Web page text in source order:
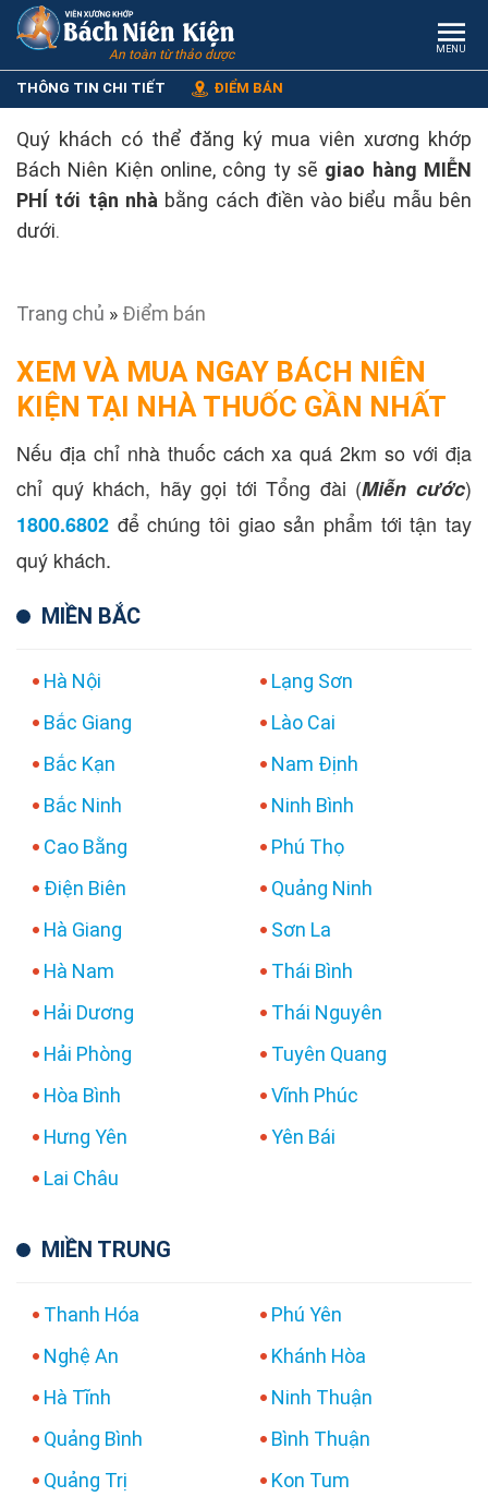
An toàn từ thảo dược MENU
THÔNG TIN CHI TIẾT ĐIỂM BÁN
Quý khách có thể đăng ký mua viên xương khớp
Bách Niên Kiện online, công ty sẽ giao hàng MIỄN
PHÍ tới tận nhà bằng cách điền vào biểu mẫu bên
dưới.
Trang chủ » Điểm bán
XEM VÀ MUA NGAY BÁCH NIÊN
KIỆN TẠI NHÀ THUỐC GẦN NHẤT
Nếu địa chỉ nhà thuốc cách xa quá 2km so với địa
chỉ quý khách, hãy gọi tới Tổng đài (Miễn cước)
1800.6802 để chúng tôi giao sản phẩm tới tận tay
quý khách.
MIỀN BẮC
Hà Nội
Bắc Giang
Bắc Kạn
Bắc Ninh
Cao Bằng
Điện Biên
Hà Giang
Hà Nam
Hải Dương
Hải Phòng
Hòa Bình
Hưng Yên
Lai Châu
Lạng Sơn
Lào Cai
Nam Định
Ninh Bình
Phú Thọ
Quảng Ninh
Sơn La
Thái Bình
Thái Nguyên
Tuyên Quang
Vĩnh Phúc
Yên Bái
MIỀN TRUNG
Thanh Hóa
Nghệ An
Hà Tĩnh
Quảng Bình
Quảng Trị
Phú Yên
Khánh Hòa
Ninh Thuận
Bình Thuận
Kon Tum